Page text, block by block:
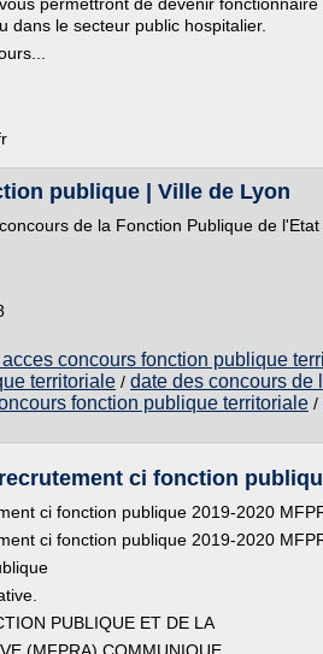
dans le secteur public hospitalier.
publique | Ville de Lyon
de la Fonction Publique de
concours fonction publique
territoriale / date des concours de
fonction publique territoriale /
ci fonction
ci fonction publique 2019-2020
ci fonction publique 2019-2020
PUBLIQUE ET DE LA